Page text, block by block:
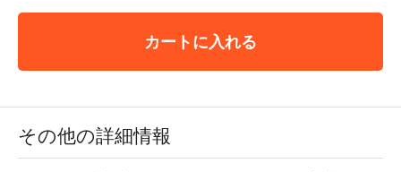
カートに入れる
その他の詳細情報